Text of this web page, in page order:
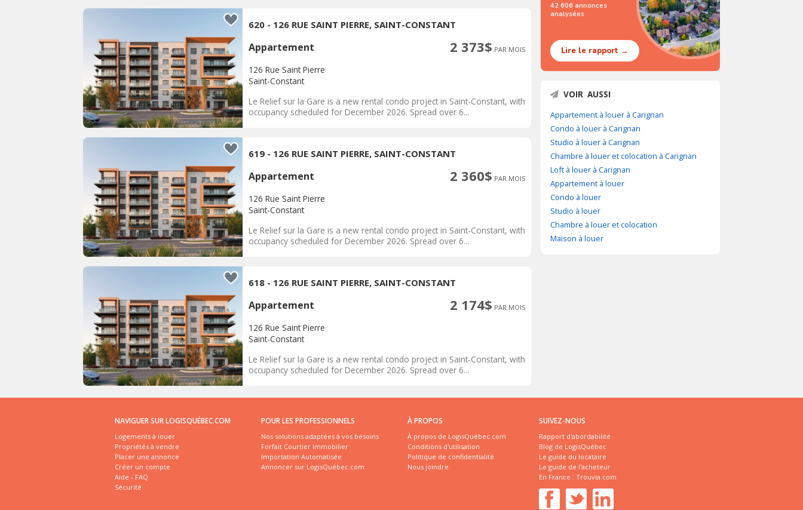
620 - 126 RUE SAINT PIERRE, SAINT-CONSTANT
Appartement 2 373$ PAR MOIS
126 Rue Saint Pierre
Saint-Constant
Le Relief sur la Gare is a new rental condo project in Saint-Constant, with
occupancy scheduled for December 2026. Spread over 6...
619 - 126 RUE SAINT PIERRE, SAINT-CONSTANT
Appartement 2 360$ PAR MOIS
126 Rue Saint Pierre
Saint-Constant
Le Relief sur la Gare is a new rental condo project in Saint-Constant, with
occupancy scheduled for December 2026. Spread over 6...
618 - 126 RUE SAINT PIERRE, SAINT-CONSTANT
Appartement 2 174$ PAR MOIS
126 Rue Saint Pierre
Saint-Constant
Le Relief sur la Gare is a new rental condo project in Saint-Constant, with
occupancy scheduled for December 2026. Spread over 6...
42 606 annonces
analysées
Lire le rapport →
VOIR AUSSI
Appartement à louer à Carignan
Condo à louer à Carignan
Studio à louer à Carignan
Chambre à louer et colocation à Carignan
Loft à louer à Carignan
Appartement à louer
Condo à louer
Studio à louer
Chambre à louer et colocation
Maison à louer
NAVIGUER SUR LOGISQUÉBEC.COM
Logements à louer
Propriétés à vendre
Placer une annonce
Créer un compte
Aide - FAQ
Sécurité
POUR LES PROFESSIONNELS
Nos solutions adaptées à vos besoins
Forfait Courtier Immobilier
Importation Automatisée
Annoncer sur LogisQuébec.com
À PROPOS
À propos de LogisQuébec.com
Conditions d'utilisation
Politique de confidentialité
Nous joindre
SUIVEZ-NOUS
Rapport d'abordabilité
Blog de LogisQuébec
Le guide du locataire
Le guide de l'acheteur
En France : Trouvia.com